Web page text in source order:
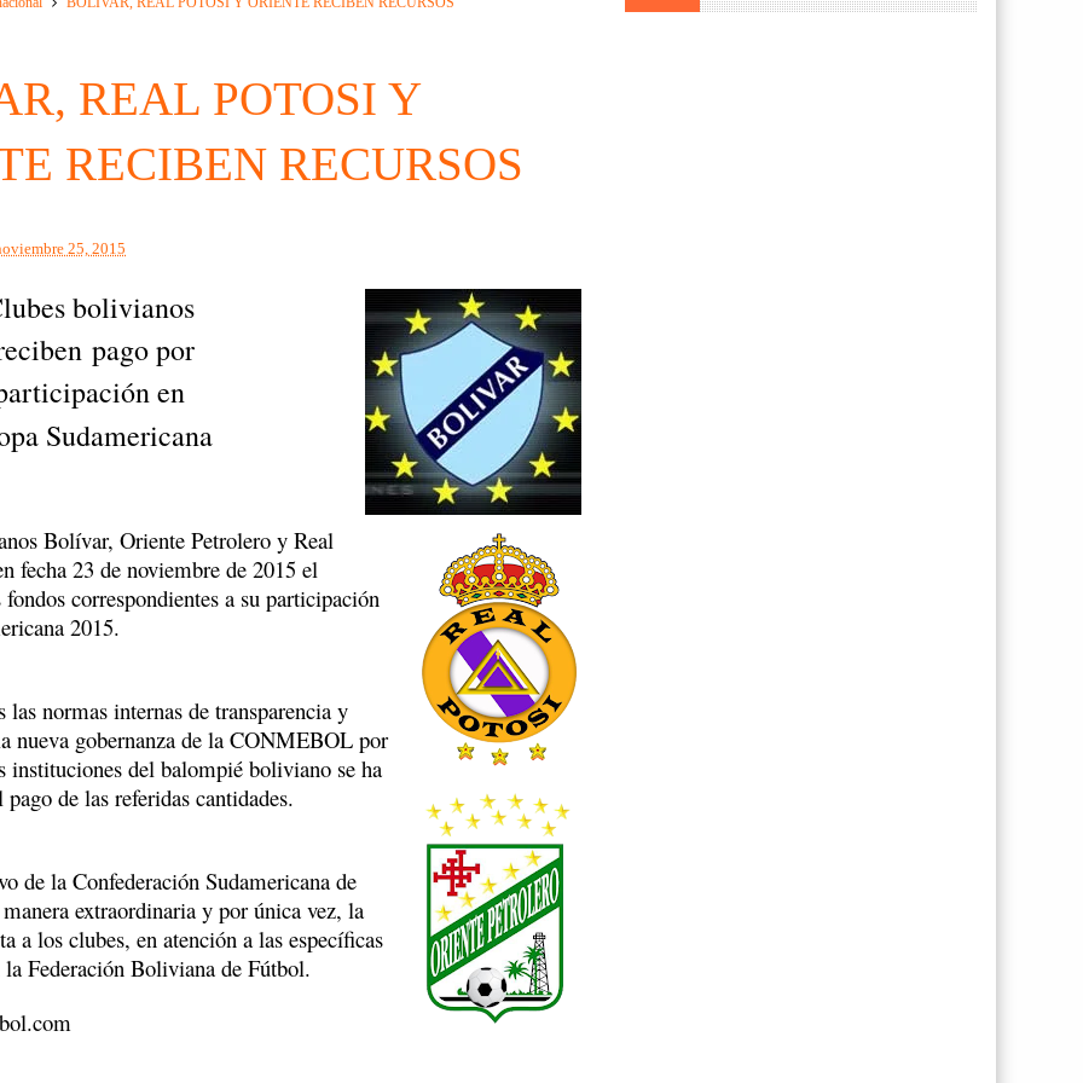
REAL POTOSI Y
RECIBEN RECURSOS
25, 2015
bolivianos
pago por
en
Sudamericana
Bolívar, Oriente Petrolero y Real
fecha 23 de noviembre de 2015 el
correspondientes a su participación
2015.
las normas internas de transparencia y
nueva gobernanza de la CONMEBOL por
instituciones del balompié boliviano se ha
de las referidas cantidades.
de la Confederación Sudamericana de
extraordinaria y por única vez, la
a los clubes, en atención a las específicas
Federación Boliviana de Fútbol.